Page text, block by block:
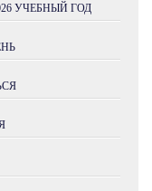
УЧЕБНЫЙ ГОД